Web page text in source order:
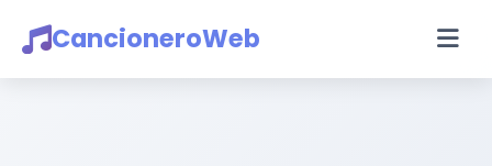
CancioneroWeb